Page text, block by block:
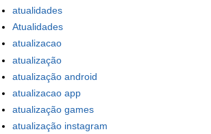
atualidades
Atualidades
atualizacao
atualização
atualização android
atualizacao app
atualização games
atualização instagram